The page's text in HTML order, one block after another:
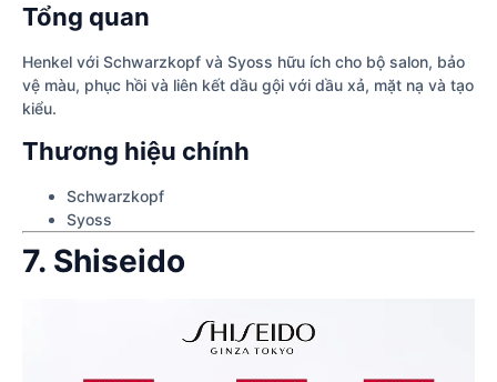
Tổng quan
Henkel với Schwarzkopf và Syoss hữu ích cho bộ salon, bảo
vệ màu, phục hồi và liên kết dầu gội với dầu xả, mặt nạ và tạo
kiểu.
Thương hiệu chính
Schwarzkopf
Syoss
7. Shiseido